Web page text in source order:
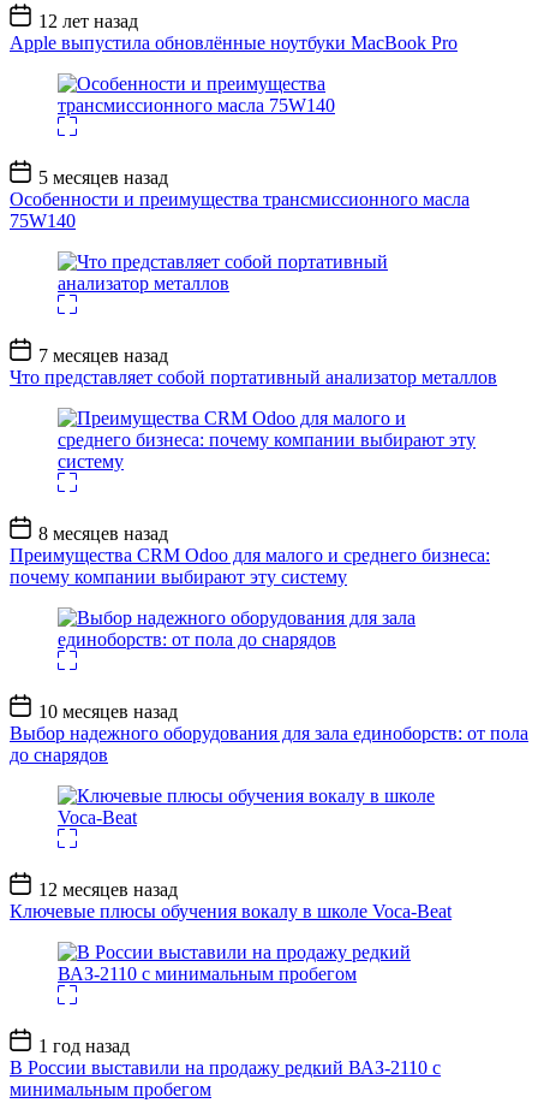
Дата
записи
12 лет назад
Apple выпустила обновлённые ноутбуки MacBook Pro
Дата
записи
5 месяцев назад
Особенности и преимущества трансмиссионного масла
75W140
Дата
записи
7 месяцев назад
Что представляет собой портативный анализатор металлов
Дата
записи
8 месяцев назад
Преимущества CRM Odoo для малого и среднего бизнеса:
почему компании выбирают эту систему
Дата
записи
10 месяцев назад
Выбор надежного оборудования для зала единоборств: от пола
до снарядов
Дата
записи
12 месяцев назад
Ключевые плюсы обучения вокалу в школе Voca-Beat
Дата
записи
1 год назад
В России выставили на продажу редкий ВАЗ-2110 с
минимальным пробегом